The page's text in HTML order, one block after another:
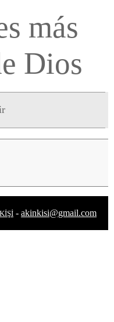
más
Dios
- akinkisi@gmail.com